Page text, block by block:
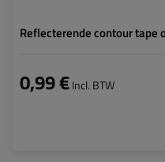
Reflecterende contour tape
0,99 €Incl. BTW